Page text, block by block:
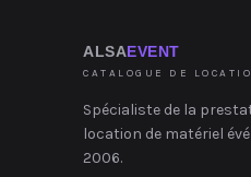
ALSAEVENT
CATALOGUE DE
Spécialiste de la
location de matériel
2006.